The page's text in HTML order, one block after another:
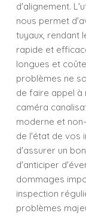
d'alignement.
nous permet
tuyaux, rendant
rapide et
longues et
problèmes ne
de faire appel à
caméra
moderne et
de l'état de vos
d'assurer un
d'anticiper
dommages
inspection
problèmes